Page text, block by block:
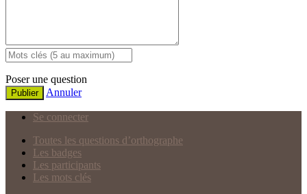
Poser une question
Publier Annuler
Se connecter
Toutes les questions d’orthographe
Les badges
Les participants
Les mots clés